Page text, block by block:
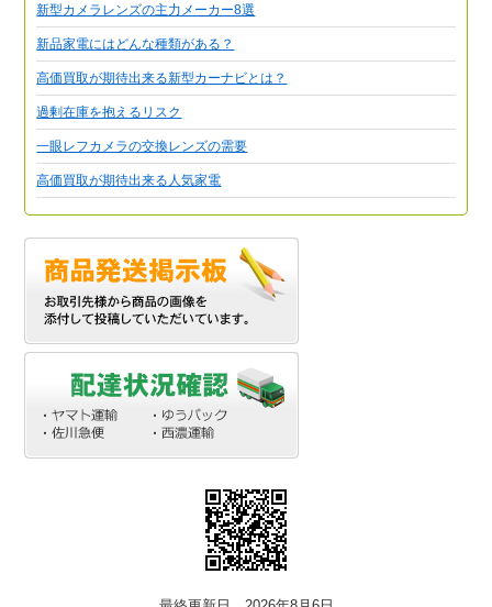
新型カメラレンズの主力メーカー8選
新品家電にはどんな種類がある？
高価買取が期待出来る新型カーナビとは？
過剰在庫を抱えるリスク
一眼レフカメラの交換レンズの需要
高価買取が期待出来る人気家電